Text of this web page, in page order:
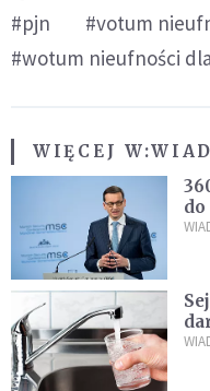
#pjn
#votum
#wotum nieufności
WIĘCEJ W: